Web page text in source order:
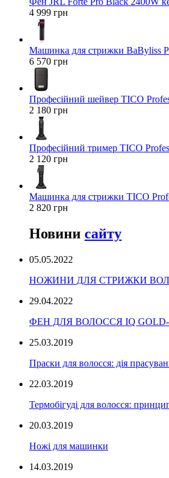
4 999 грн
Машинка для стрижки BaByliss
6 570 грн
Професійний шейвер TICO
2 180 грн
Професійний тример TICO
2 120 грн
Машинка для стрижки TICO
2 820 грн
Новини сайту
05.05.2022
НОЖИНИ ДЛЯ СТРИЖКИ
29.04.2022
ФЕН ДЛЯ ВОЛОССЯ IQ GOLD-
25.03.2019
Праски для волосся: дія
22.03.2019
Термобігуді для волосся:
20.03.2019
Ножі для машинки
14.03.2019